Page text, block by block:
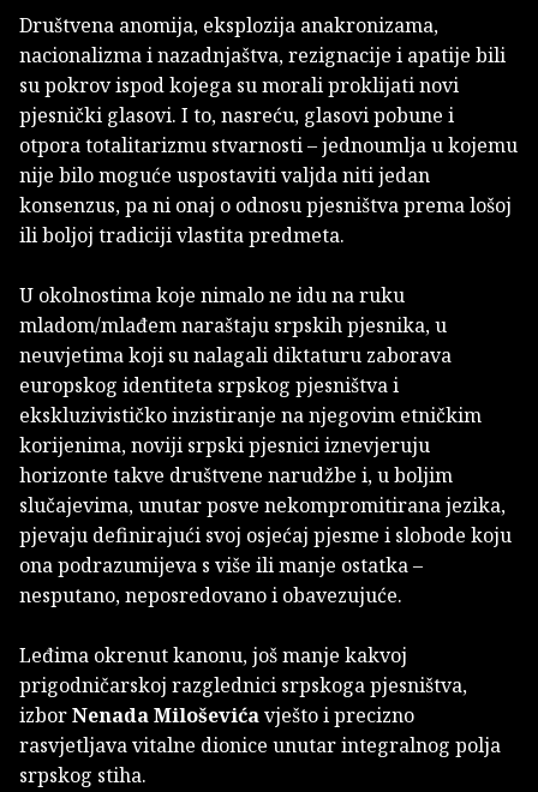
Društvena anomija, eksplozija anakronizama,
nacionalizma i nazadnjaštva, rezignacije i apatije bili
su pokrov ispod kojega su morali proklijati novi
pjesnički glasovi. I to, nasreću, glasovi pobune i
otpora totalitarizmu stvarnosti – jednoumlja u kojemu
nije bilo moguće uspostaviti valjda niti jedan
konsenzus, pa ni onaj o odnosu pjesništva prema lošoj
ili boljoj tradiciji vlastita predmeta.
U okolnostima koje nimalo ne idu na ruku
mladom/mlađem naraštaju srpskih pjesnika, u
neuvjetima koji su nalagali diktaturu zaborava
europskog identiteta srpskog pjesništva i
ekskluzivističko inzistiranje na njegovim etničkim
korijenima, noviji srpski pjesnici iznevjeruju
horizonte takve društvene narudžbe i, u boljim
slučajevima, unutar posve nekompromitirana jezika,
pjevaju definirajući svoj osjećaj pjesme i slobode koju
ona podrazumijeva s više ili manje ostatka –
nesputano, neposredovano i obavezujuće.
Leđima okrenut kanonu, još manje kakvoj
prigodničarskoj razglednici srpskoga pjesništva,
izborNenada Miloševićavješto i precizno
rasvjetljava vitalne dionice unutar integralnog polja
srpskog stiha.